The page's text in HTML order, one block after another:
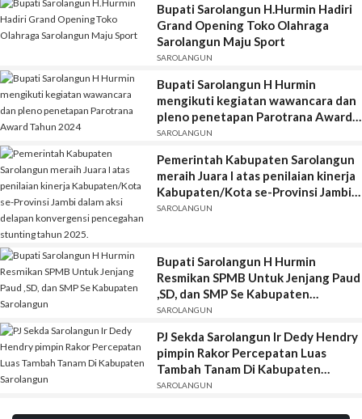
Bupati Sarolangun H.Hurmin Hadiri
Grand Opening Toko Olahraga
Sarolangun Maju Sport
SAROLANGUN
Bupati Sarolangun H Hurmin
mengikuti kegiatan wawancara dan
pleno penetapan Parotrana Award
Tahun 2024
SAROLANGUN
Pemerintah Kabupaten Sarolangun
meraih Juara I atas penilaian kinerja
Kabupaten/Kota se-Provinsi Jambi
dalam aksi delapan konvergensi
SAROLANGUN
Bupati Sarolangun H Hurmin
Resmikan SPMB Untuk Jenjang Paud
,SD, dan SMP Se Kabupaten
Sarolangun
SAROLANGUN
PJ Sekda Sarolangun Ir Dedy Hendry
pimpin Rakor Percepatan Luas
Tambah Tanam Di Kabupaten
Sarolangun
SAROLANGUN